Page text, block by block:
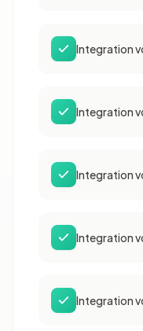
Integration
Integration
Integration
Integration
Integration